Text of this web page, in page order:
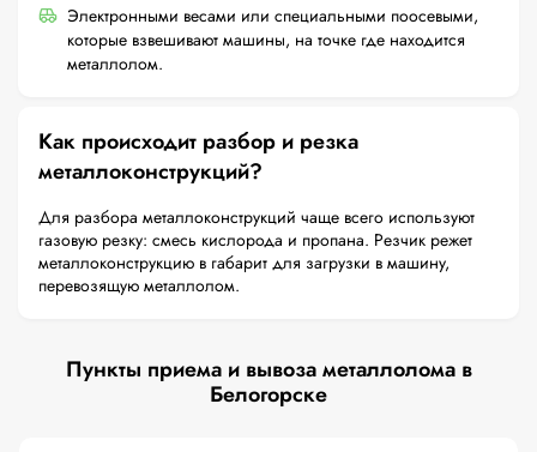
Электронными весами или специальными поосевыми,
которые взвешивают машины, на точке где находится
металлолом.
Как происходит разбор и резка
металлоконструкций?
Для разбора металлоконструкций чаще всего используют
газовую резку: смесь кислорода и пропана. Резчик режет
металлоконструкцию в габарит для загрузки в машину,
перевозящую металлолом.
Пункты приема и вывоза металлолома в
Белогорске